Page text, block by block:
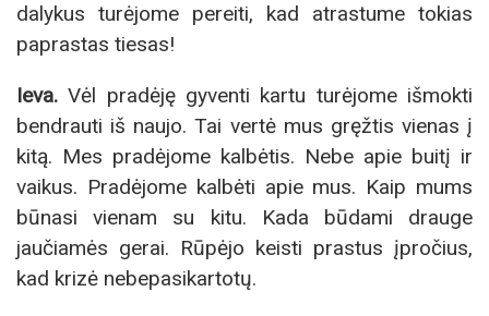
dalykus turėjome pereiti, kad atrastume tokias
paprastas tiesas!
Ieva. Vėl pradėję gyventi kartu turėjome išmokti
bendrauti iš naujo. Tai vertė mus gręžtis vienas į
kitą. Mes pradėjome kalbėtis. Nebe apie buitį ir
vaikus. Pradėjome kalbėti apie mus. Kaip mums
būnasi vienam su kitu. Kada būdami drauge
jaučiamės gerai. Rūpėjo keisti prastus įpročius,
kad krizė nebepasikartotų.